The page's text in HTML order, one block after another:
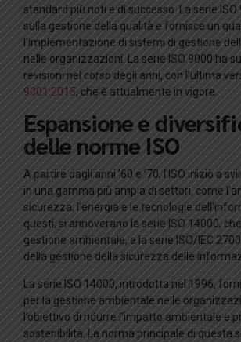
standard più noti e di successo. La serie
sulla gestione della qualità e fornisce un
l’implementazione di sistemi di gestione
nelle organizzazioni. La serie ISO 9000 ha
revisioni nel corso degli anni, con l’ultima
9001:2015, che è attualmente in vigore.
Espansione e
delle norme ISO
A partire dagli anni ’60 e ’70, l’ISO iniziò a
in una gamma più ampia di settori, come
sicurezza, l’energia e le tecnologie
questi, si annoverano la serie ISO 14000,
gestione ambientale, e la serie ISO/IEC
della gestione della sicurezza delle
La serie ISO 14000, introdotta nel 1996,
per la gestione ambientale nelle
l’obiettivo di ridurre l’impatto ambientale e
sostenibilità. La norma principale di questa